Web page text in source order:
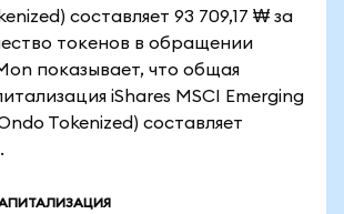
составляет 93 709,17 ₩ за
токенов в обращении
показывает, что общая
iShares MSCI Emerging
Tokenized) составляет